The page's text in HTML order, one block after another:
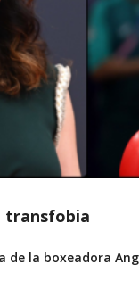
transfobia
la boxeadora